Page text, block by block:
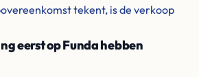
tekent, is de verkoop
eerst op Funda hebben